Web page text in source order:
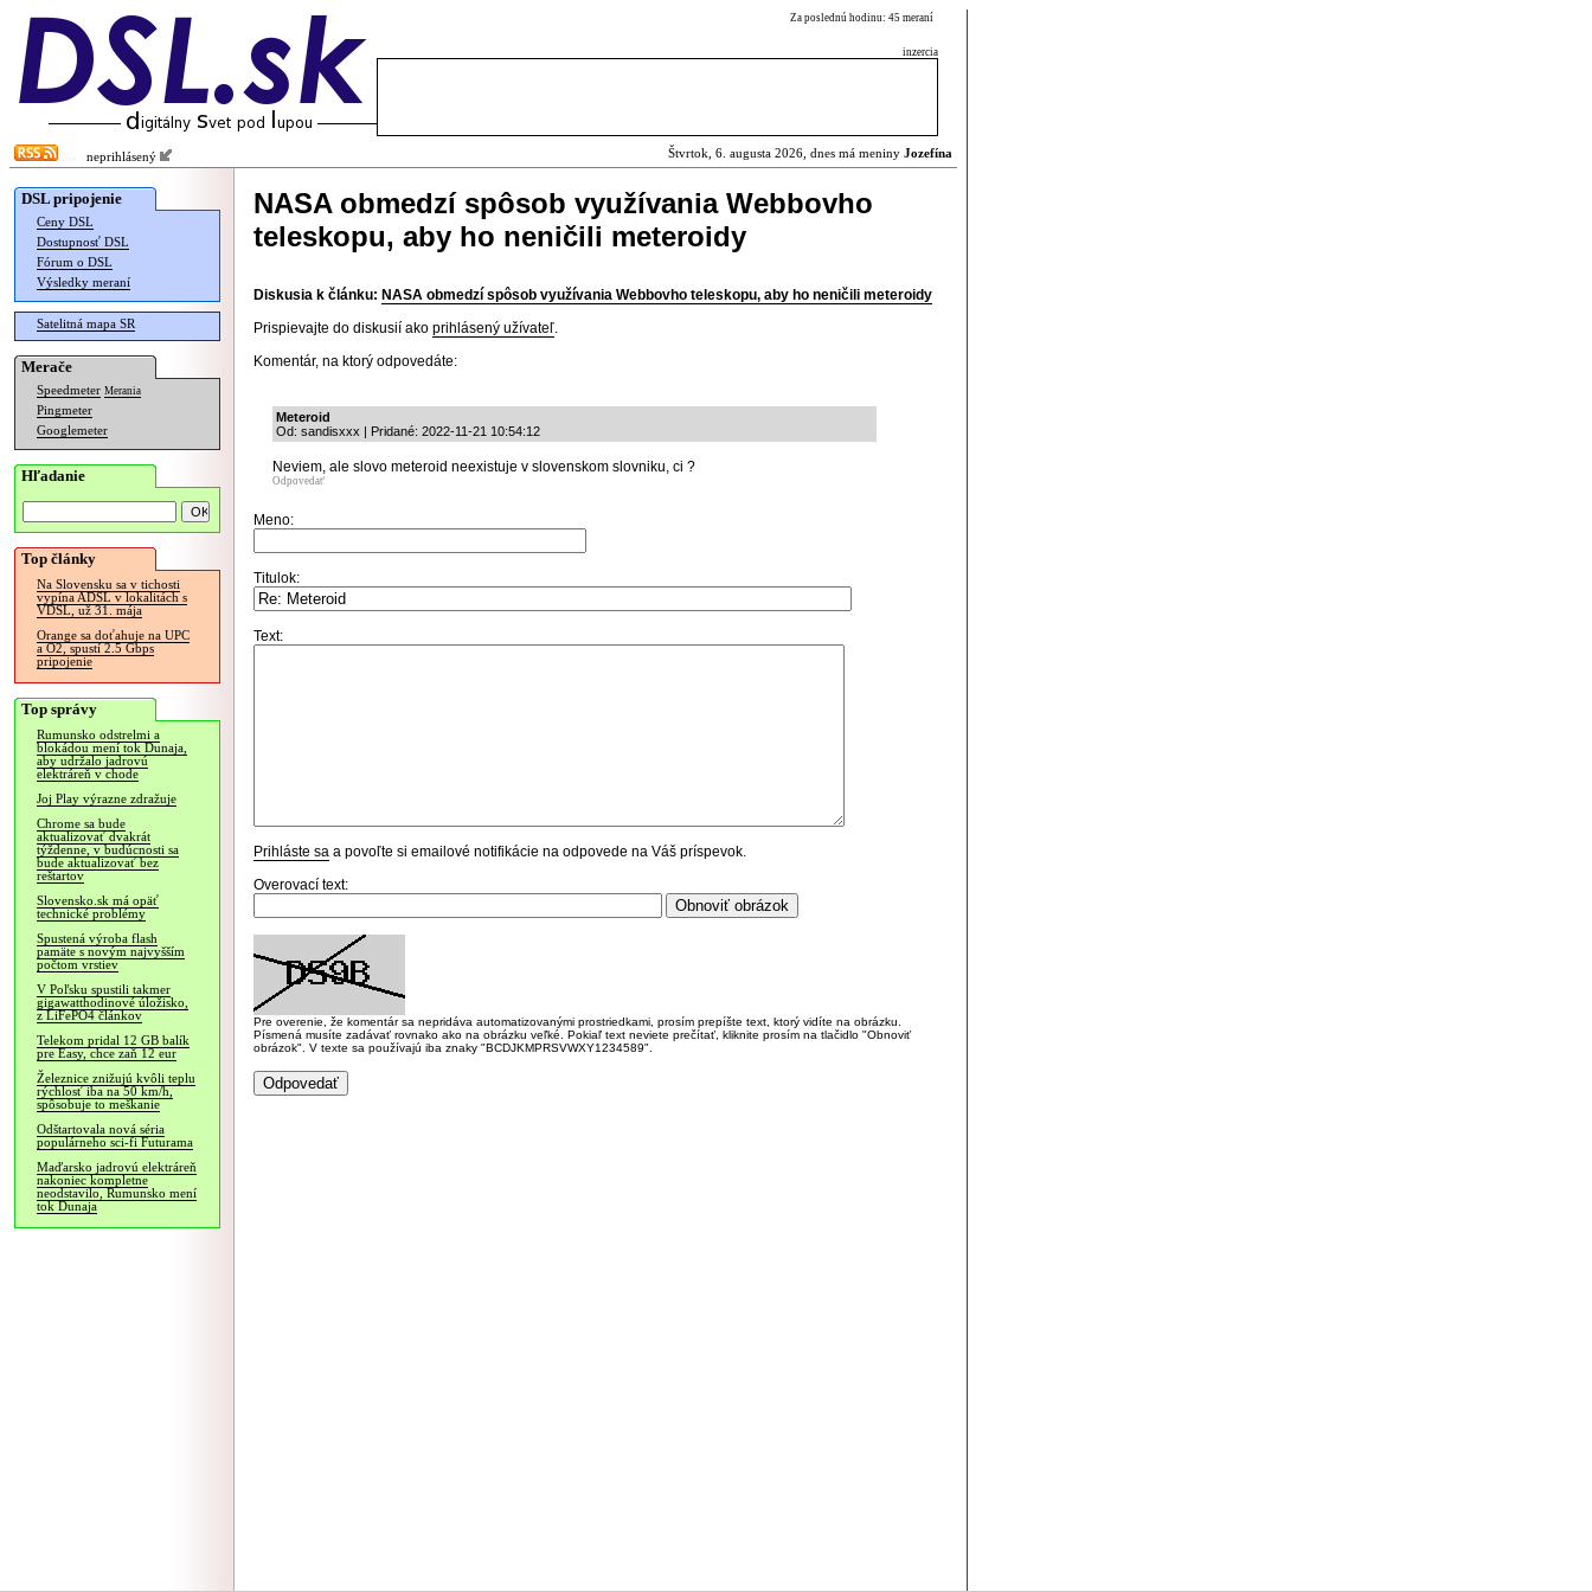
Za poslednú hodinu: 45 meraní
inzercia
neprihlásený Štvrtok, 6. augusta 2026, dnes má meniny Jozefína
DSL pripojenie
Ceny DSL
Dostupnosť DSL
Fórum o DSL
Výsledky meraní
Satelitná mapa SR
Merače
Speedmeter Merania
Pingmeter
Googlemeter
Hľadanie
Top články
Na Slovensku sa v tichosti
vypína ADSL v lokalitách s
VDSL, už 31. mája
Orange sa doťahuje na UPC
a O2, spustí 2.5 Gbps
pripojenie
Top správy
Rumunsko odstrelmi a
blokádou mení tok Dunaja,
aby udržalo jadrovú
elektráreň v chode
Joj Play výrazne zdražuje
Chrome sa bude
aktualizovať dvakrát
týždenne, v budúcnosti sa
bude aktualizovať bez
reštartov
Slovensko.sk má opäť
technické problémy
Spustená výroba flash
pamäte s novým najvyšším
počtom vrstiev
V Poľsku spustili takmer
gigawatthodinové úložisko,
z LiFePO4 článkov
Telekom pridal 12 GB balík
pre Easy, chce zaň 12 eur
Železnice znižujú kvôli teplu
rýchlosť iba na 50 km/h,
spôsobuje to meškanie
Odštartovala nová séria
populárneho sci-fi Futurama
Maďarsko jadrovú elektráreň
nakoniec kompletne
neodstavilo, Rumunsko mení
tok Dunaja
NASA obmedzí spôsob využívania Webbovho
teleskopu, aby ho neničili meteroidy
Diskusia k článku: NASA obmedzí spôsob využívania Webbovho teleskopu, aby ho neničili meteroidy
Prispievajte do diskusií ako prihlásený užívateľ.
Komentár, na ktorý odpovedáte:
Meteroid
Od: sandisxxx | Pridané: 2022-11-21 10:54:12
Neviem, ale slovo meteroid neexistuje v slovenskom slovniku, ci ?
Odpovedať
Meno:
Titulok:
Text:
Prihláste sa a povoľte si emailové notifikácie na odpovede na Váš príspevok.
Overovací text:
Pre overenie, že komentár sa nepridáva automatizovanými prostriedkami, prosím prepíšte text, ktorý vidíte na obrázku.
Písmená musíte zadávať rovnako ako na obrázku veľké. Pokiaľ text neviete prečítať, kliknite prosím na tlačidlo "Obnoviť
obrázok". V texte sa používajú iba znaky "BCDJKMPRSVWXY1234589".